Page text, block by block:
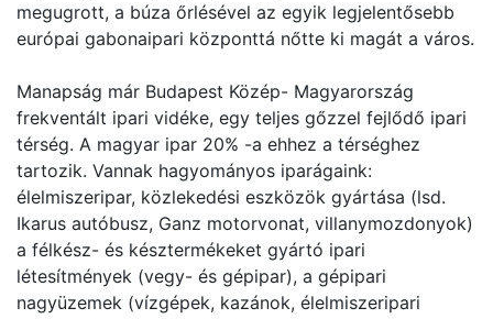
megugrott, a búza őrlésével az egyik legjelentősebb
európai gabonaipari központtá nőtte ki magát a város.
Manapság már Budapest Közép- Magyarország
frekventált ipari vidéke, egy teljes gőzzel fejlődő ipari
térség. A magyar ipar 20% -a ehhez a térséghez
tartozik. Vannak hagyományos iparágaink:
élelmiszeripar, közlekedési eszközök gyártása (lsd.
Ikarus autóbusz, Ganz motorvonat, villanymozdonyok)
a félkész- és késztermékeket gyártó ipari
létesítmények (vegy- és gépipar), a gépipari
nagyüzemek (vízgépek, kazánok, élelmiszeripari